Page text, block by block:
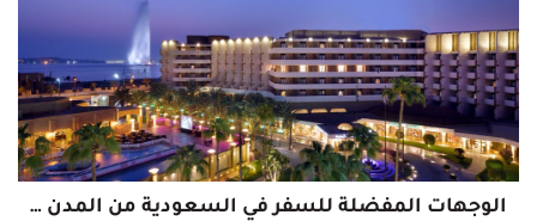
الوجهات المفضلة للسفر في السعودية من المدن الداخلية إلى الساحلية